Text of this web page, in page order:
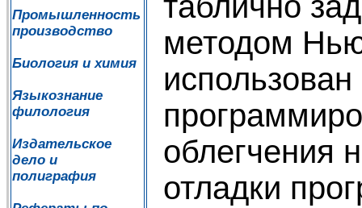
Промышленность
производство
Биология и химия
Языкознание
филология
Издательское
дело и
полиграфия
методом
использован
облегчения
отладки